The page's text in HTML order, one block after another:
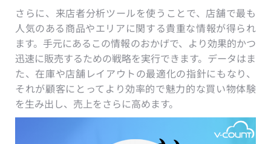
さらに、来店者分析ツールを使うことで、店舗で最も
人気のある商品やエリアに関する貴重な情報が得られ
ます。手元にあるこの情報のおかげで、より効果的かつ
迅速に販売するための戦略を実行できます。データはま
た、在庫や店舗レイアウトの最適化の指針にもなり、
それが顧客にとってより効率的で魅力的な買い物体験
を生み出し、売上をさらに高めます。